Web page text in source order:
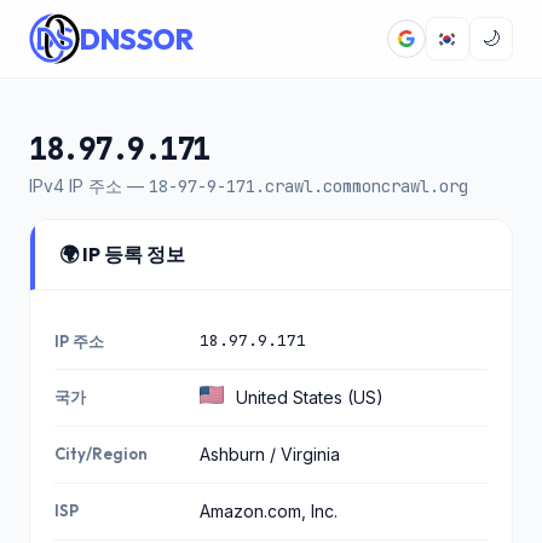
DNSSOR 🌙
18.97.9.171
IPv4 IP 주소 — 18-97-9-171.crawl.commoncrawl.org
🌍 IP 등록 정보
IP 주소 18.97.9.171
국가 United States (US)
City/Region Ashburn / Virginia
ISP Amazon.com, Inc.